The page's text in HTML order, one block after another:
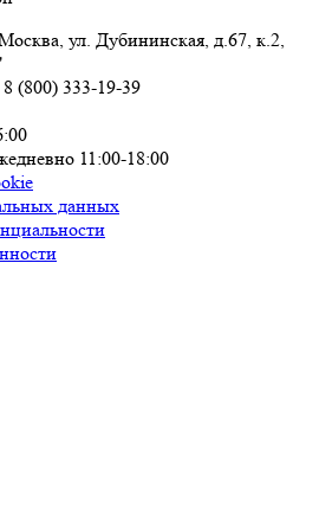
, ул. Дубининская, д.67, к.2,
8 (800) 333-19-39
11:00-18:00
данных